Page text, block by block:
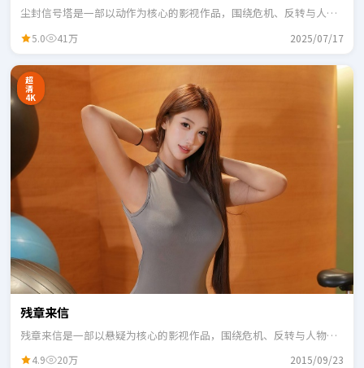
尘封信号塔是一部以动作为核心的影视作品，围绕危机、反转与人物
5.0 41万 2025/07/17
超
清
4K
残章来信
残章来信是一部以悬疑为核心的影视作品，围绕危机、反转与人物成
4.9 20万 2015/09/23